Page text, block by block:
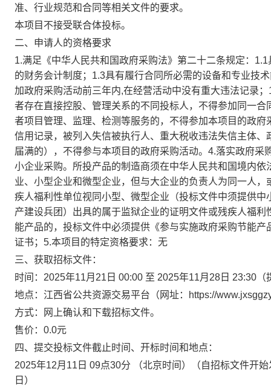
准、行业规范和合同等相关文件的要求。
本项目不接受联合体投标。
二、申请人的资格要求
1.满足《中华人民共和国政府采购法》第二十二条规定：
的财务会计制度；1.3具有履行合同所必需的设备和专业技
加政府采购活动前三年内,在经营活动中没有重大违法记录
者存在直接控股、管理关系的不同投标人，不得参加同一
者项目管理、监理、检测等服务的，不得参加本项目的政府
信用记录，被列入失信被执行人、重大税收违法失信主体
届满的），不得参与本项目的政府采购活动。4.落实政府
小企业采购。所投产品的制造商须在中华人民共和国境内
业、小型企业和微型企业，但与大企业的负责人为同一人
疾人福利性单位视同小型、微型企业（投标文件中须提供
产建设兵团）出具的属于监狱企业的证明文件或残疾人福
能产品的，投标文件中必须提供《参与实施政府采购节能
证书；5.本项目的特定资格要求：无
三、获取招标文件：
时间：2025年11月21日 00:00 至 2025年11月28日 23:30
地点：江西省公共资源交易平台（网址：https://
方式：网上确认和下载招标文件。
售价：0.0元
四、提交投标文件截止时间、开标时间和地点：
2025年12月11日 09点30分 （北京时间）（自招标文件开
日）